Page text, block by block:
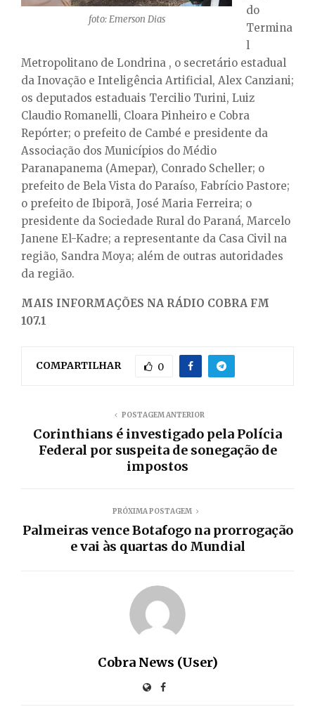
foto: Emerson Dias
do
Termina
l
Metropolitano de Londrina , o secretário estadual
da Inovação e Inteligência Artificial, Alex Canziani;
os deputados estaduais Tercilio Turini, Luiz
Claudio Romanelli, Cloara Pinheiro e Cobra
Repórter; o prefeito de Cambé e presidente da
Associação dos Municípios do Médio
Paranapanema (Amepar), Conrado Scheller; o
prefeito de Bela Vista do Paraíso, Fabrício Pastore;
o prefeito de Ibiporã, José Maria Ferreira; o
presidente da Sociedade Rural do Paraná, Marcelo
Janene El-Kadre; a representante da Casa Civil na
região, Sandra Moya; além de outras autoridades
da região.
MAIS INFORMAÇÕES NA RÁDIO COBRA FM
107.1
COMPARTILHAR 0
POSTAGEM ANTERIOR
Corinthians é investigado pela Polícia
Federal por suspeita de sonegação de
impostos
PRÓXIMA POSTAGEM
Palmeiras vence Botafogo na prorrogação
e vai às quartas do Mundial
Cobra News (User)